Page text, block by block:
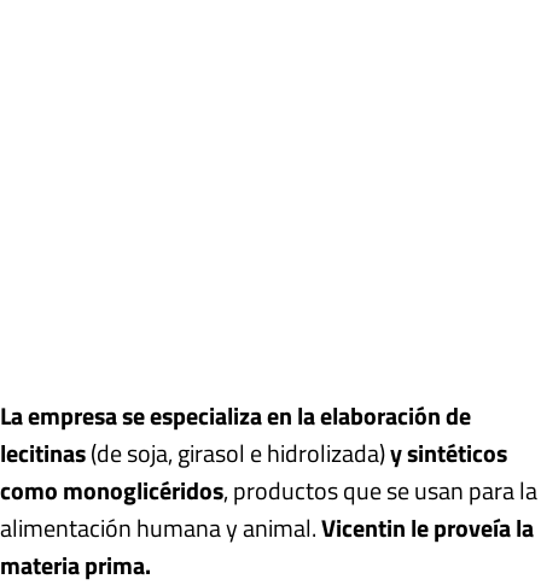
La empresa se especializa en la elaboración de
lecitinas(de soja, girasol e hidrolizada)y sintéticos
como monoglicéridos, productos que se usan para la
alimentación humana y animal.Vicentin le proveía la
materia prima.